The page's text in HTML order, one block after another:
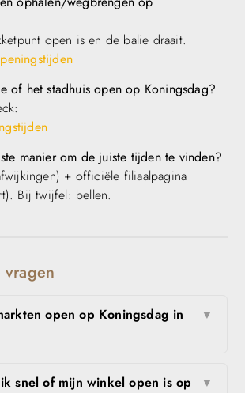
open is en de balie draait.
of het stadhuis open op Koningsdag?
manier om de juiste tijden te vinden?
+ officiële filiaalpagina
Bij twijfel: bellen.
vragen
open op Koningsdag in
▼
snel of mijn winkel open is op
▼